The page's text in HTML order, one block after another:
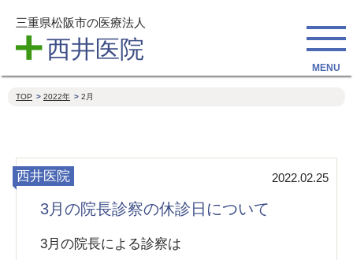
三重県松阪市の医療法人
西井医院
TOP 2022年 2月
西井医院 2022.02.25
3月の院長診察の休診日について
3月の院長による診察は